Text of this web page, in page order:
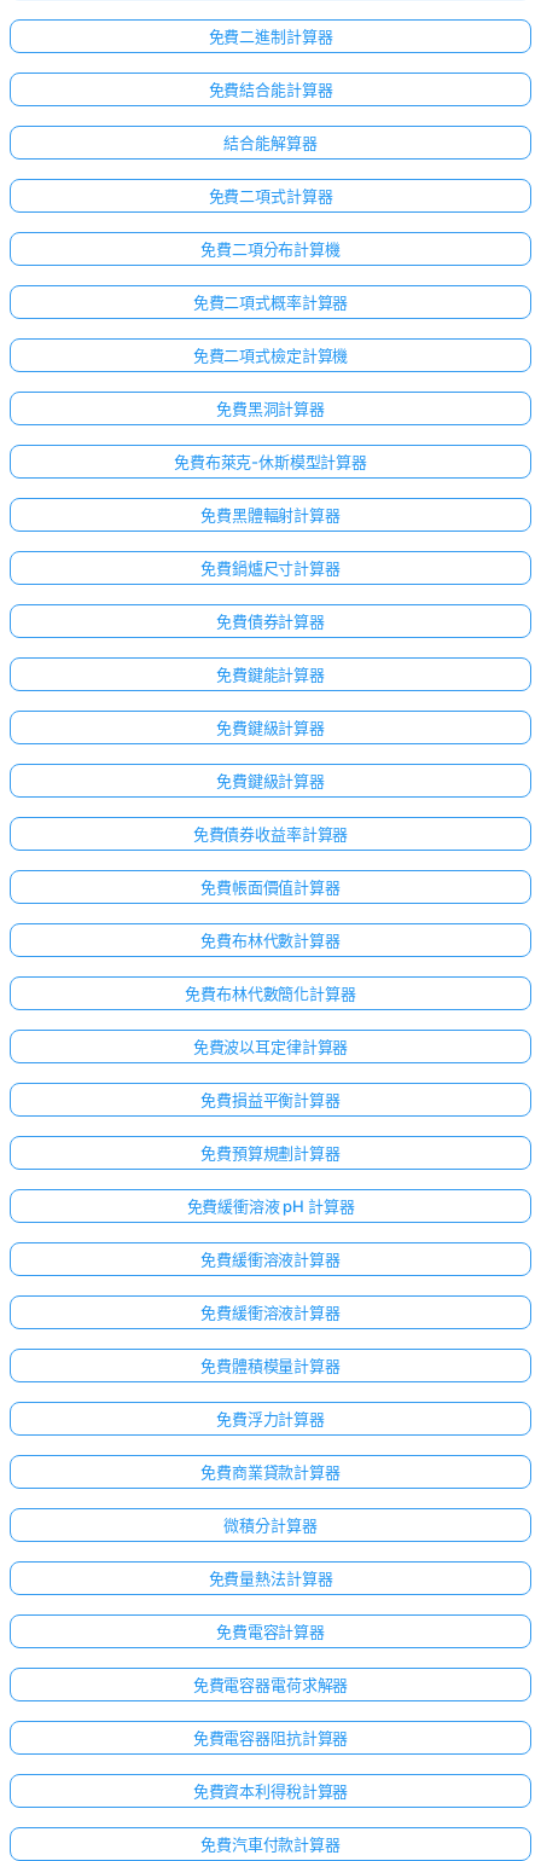
免費二進制計算器
免費結合能計算器
結合能解算器
免費二項式計算器
免費二項分布計算機
免費二項式概率計算器
免費二項式檢定計算機
免費黑洞計算器
免費布萊克-休斯模型計算器
免費黑體輻射計算器
免費鍋爐尺寸計算器
免費債券計算器
免費鍵能計算器
免費鍵級計算器
免費鍵級計算器
免費債券收益率計算器
免費帳面價值計算器
免費布林代數計算器
免費布林代數簡化計算器
免費波以耳定律計算器
免費損益平衡計算器
免費預算規劃計算器
免費緩衝溶液 pH 計算器
免費緩衝溶液計算器
免費緩衝溶液計算器
免費體積模量計算器
免費浮力計算器
免費商業貸款計算器
微積分計算器
免費量熱法計算器
免費電容計算器
免費電容器電荷求解器
免費電容器阻抗計算器
免費資本利得稅計算器
免費汽車付款計算器